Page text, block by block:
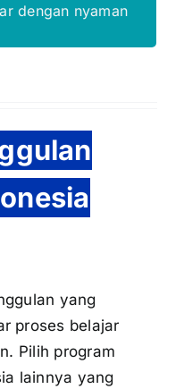
dengan nyaman
yang
proses belajar
Pilih program
lainnya yang